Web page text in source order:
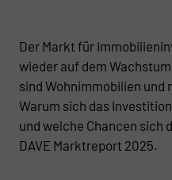
Der Markt für
wieder auf dem
sind Wohnimmobilien und
Warum sich das
und welche Chancen sich
DAVE Marktreport 2025.